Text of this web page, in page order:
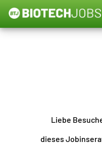
Liebe
dieses